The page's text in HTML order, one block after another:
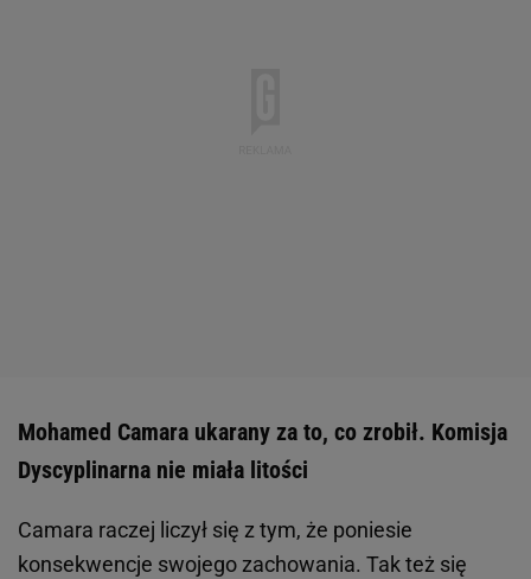
Mohamed Camara ukarany za to, co zrobił. Komisja
Dyscyplinarna nie miała litości
Camara raczej liczył się z tym, że poniesie
konsekwencje swojego zachowania. Tak też się